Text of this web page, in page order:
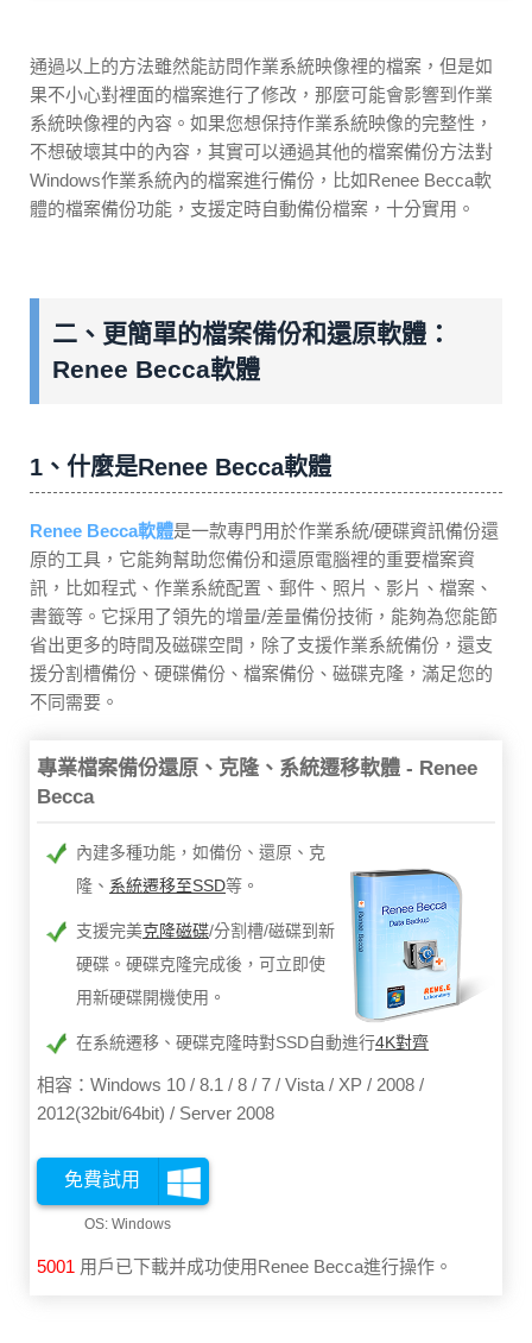
通過以上的方法雖然能訪問作業系統映像裡的檔案，但是如
果不小心對裡面的檔案進行了修改，那麼可能會影響到作業
系統映像裡的內容。如果您想保持作業系統映像的完整性，
不想破壞其中的內容，其實可以通過其他的檔案備份方法對
Windows作業系統內的檔案進行備份，比如Renee Becca軟
體的檔案備份功能，支援定時自動備份檔案，十分實用。
二、更簡單的檔案備份和還原軟體：
Renee Becca軟體
1、什麼是Renee Becca軟體
Renee Becca軟體是一款專門用於作業系統/硬碟資訊備份還
原的工具，它能夠幫助您備份和還原電腦裡的重要檔案資
訊，比如程式、作業系統配置、郵件、照片、影片、檔案、
書籤等。它採用了領先的增量/差量備份技術，能夠為您能節
省出更多的時間及磁碟空間，除了支援作業系統備份，還支
援分割槽備份、硬碟備份、檔案備份、磁碟克隆，滿足您的
不同需要。
專業檔案備份還原、克隆、系統遷移軟體 - Renee
Becca
內建多種功能，如備份、還原、克
隆、 系統遷移至SSD等。
支援完美克隆磁碟/分割槽/磁碟到新
硬碟。硬碟克隆完成後，可立即使
用新硬碟開機使用。
在系統遷移、硬碟克隆時對SSD自動進行4K對齊
相容：Windows 10 / 8.1 / 8 / 7 / Vista / XP / 2008 /
2012(32bit/64bit) / Server 2008
免費試用
5001 用戶已下載并成功使用Renee Becca進行操作。